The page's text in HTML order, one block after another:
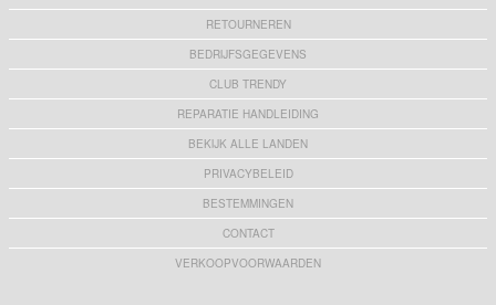
RETOURNEREN
BEDRIJFSGEGEVENS
CLUB TRENDY
REPARATIE HANDLEIDING
BEKIJK ALLE LANDEN
PRIVACYBELEID
BESTEMMINGEN
CONTACT
VERKOOPVOORWAARDEN